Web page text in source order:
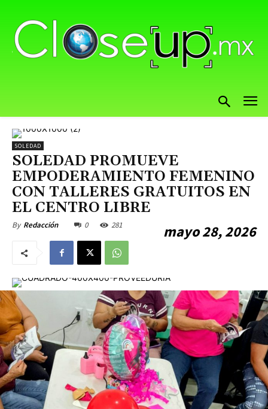
SOLEDAD
SOLEDAD PROMUEVE
EMPODERAMIENTO FEMENINO
CON TALLERES GRATUITOS EN
EL CENTRO LIBRE
By Redacción mayo 28, 2026
0 281